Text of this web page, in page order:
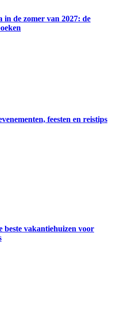
de zomer van 2027: de
feesten en reistips
beste vakantiehuizen voor